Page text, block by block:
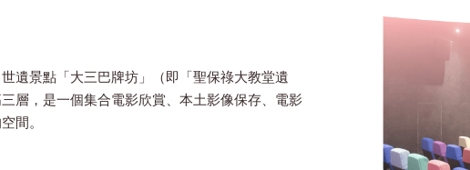
遺景點「大三巴牌坊」（即「聖保祿大教堂遺
層，是一個集合電影欣賞、本土影像保存、電影
間。